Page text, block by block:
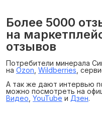
Более 5000
на
отзывов
Потребители минерала
на Ozon Wildberries ,
А так же дают интервью
можно посмотреть на
Видео YouTube и Дзен.